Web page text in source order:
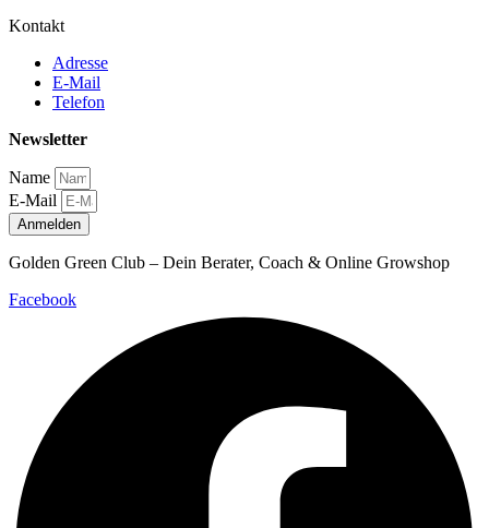
Kontakt
Adresse
E-Mail
Telefon
Newsletter
Name
E-Mail
Anmelden
Golden Green Club – Dein Berater, Coach & Online Growshop
Facebook